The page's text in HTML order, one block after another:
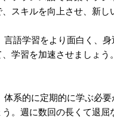
スキルを向上させ、新
言語学習をより面白く、
学習を加速させましょ
系的に定期的に学ぶ必
。週に数回の長くて退